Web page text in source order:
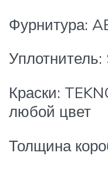
Фурнитура:
Краски:
любой цвет
Толщина